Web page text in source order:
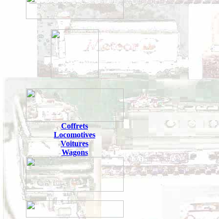
Coffrets
Locomotives
Voitures
Wagons